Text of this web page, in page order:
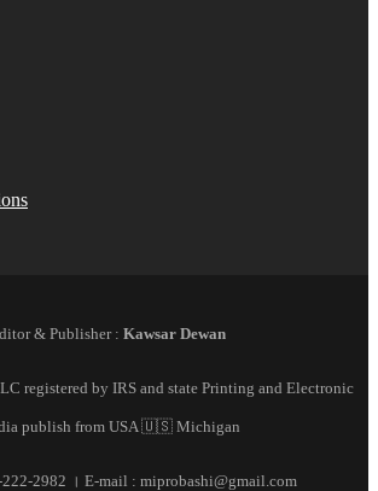
& Publisher : Kawsar Dewan
registered by IRS and state Printing and Electronic
publish from USA 🇺🇸 Michigan
222-2982 । E-mail : miprobashi@gmail.com